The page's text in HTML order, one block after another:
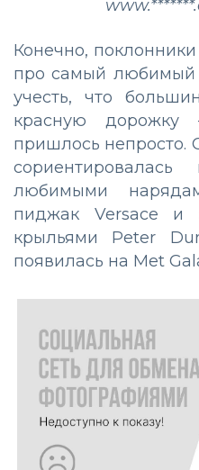
Конечно,
про самый любимый
учесть, что
красную
пришлось непросто.
любимыми
пиджак Versace и
крыльями Peter
появилась на Met